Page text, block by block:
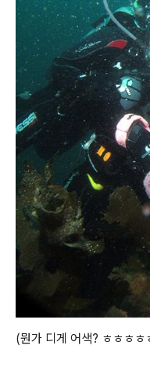
(뭔가 디게 어색? ㅎㅎㅎㅎ